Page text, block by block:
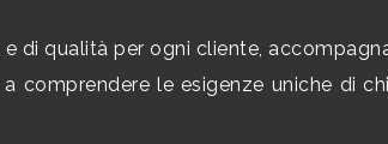
di qualità per ogni cliente,
comprendere le esigenze uniche di